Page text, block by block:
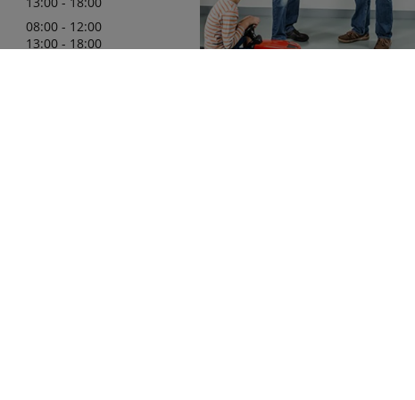
08:00 - 12:00
13:00 - 18:00